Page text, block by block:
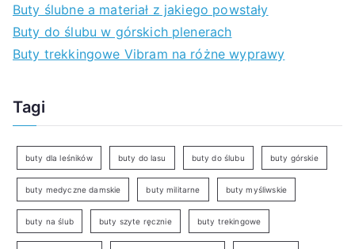
Buty ślubne a materiał z jakiego powstały
Buty do ślubu w górskich plenerach
Buty trekkingowe Vibram na różne wyprawy
Tagi
buty dla leśników buty do lasu buty do ślubu buty górskie
buty medyczne damskie buty militarne buty myśliwskie
buty na ślub buty szyte ręcznie buty trekingowe